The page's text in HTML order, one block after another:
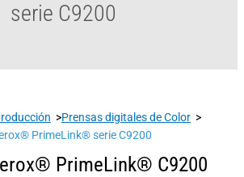
serie C9200
>Prensas digitales de Color >
PrimeLink® serie C9200
PrimeLink® C9200